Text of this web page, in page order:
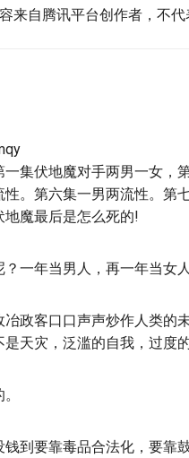
来自腾讯平台创作者，不
一集伏地魔对手两男一女，
性。第六集一男两流性。第
地魔最后是怎么死的!
？一年当男人，再一年当女
冶政客口口声声炒作人类的
是天灾，泛滥的自我，过度
钱到要靠毒品合法化，要靠